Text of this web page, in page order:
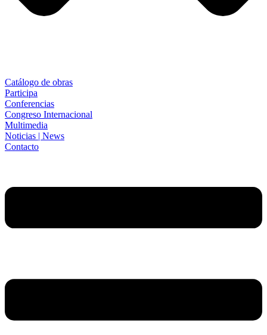
Catálogo de obras
Participa
Conferencias
Congreso Internacional
Multimedia
Noticias | News
Contacto